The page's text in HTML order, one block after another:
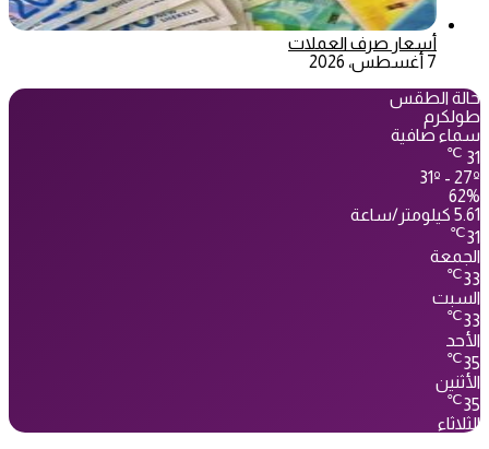
أسعار صرف العملات
7 أغسطس، 2026
حالة الطقس
طولكرم
سماء صافية
31
℃
31º - 27º
62%
5.61 كيلومتر/ساعة
31
℃
الجمعة
33
℃
السبت
33
℃
الأحد
35
℃
الأثنين
35
℃
الثلاثاء